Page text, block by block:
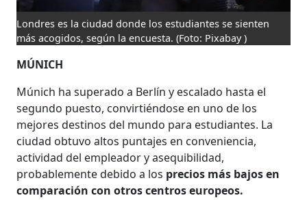
Londres es la ciudad donde los estudiantes se sienten
más acogidos, según la encuesta.(Foto: Pixabay )
MÚNICH
Múnich ha superado a Berlín y escalado hasta el
segundo puesto, convirtiéndose en uno de los
mejores destinos del mundo para estudiantes. La
ciudad obtuvo altos puntajes en conveniencia,
actividad del empleador y asequibilidad,
probablemente debido a los precios más bajos en
comparación con otros centros europeos.